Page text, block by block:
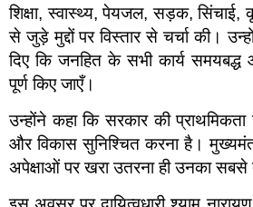
शिक्षा, स्वास्थ्य, पेयजल, सड़क, सिंचाई,
से जुड़े मुद्दों पर विस्तार से चर्चा की।
दिए कि जनहित के सभी कार्य समयबद्ध
पूर्ण किए जाएँ।
उन्होंने कहा कि सरकार की प्राथमिकता
और विकास सुनिश्चित करना है।
अपेक्षाओं पर खरा उतरना ही उनका सबसे